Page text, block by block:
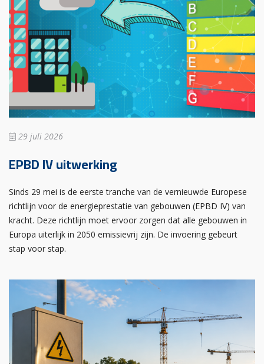
29 juli 2026
EPBD IV uitwerking
Sinds 29 mei is de eerste tranche van de vernieuwde Europese
richtlijn voor de energieprestatie van gebouwen (EPBD IV) van
kracht. Deze richtlijn moet ervoor zorgen dat alle gebouwen in
Europa uiterlijk in 2050 emissievrij zijn. De invoering gebeurt
stap voor stap.